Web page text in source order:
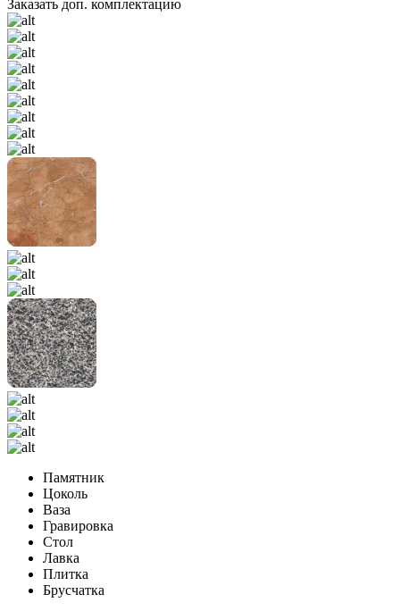
Заказать доп. комплектацию
Памятник
Цоколь
Ваза
Гравировка
Стол
Лавка
Плитка
Брусчатка